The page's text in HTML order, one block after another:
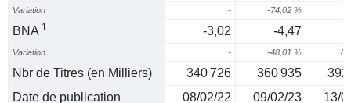
Variation - -74,02 %
BNA 1 -3,02 -4,47
Variation - -48,01 %
Nbr de Titres (en Milliers) 340 726 360 935
392
Date de publication
08/02/22 09/02/23 13/